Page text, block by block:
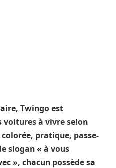
Twingo est
voitures à vivre selon
pratique, passe-
slogan « à vous
», chacun possède sa